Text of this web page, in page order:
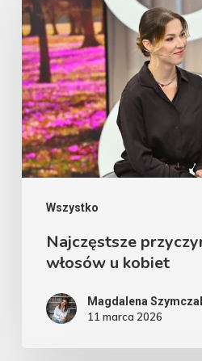
Wszystko
utraty
włosów
u
kobiet
Najczęstsze
włosów u kobiet
Magdalena
11 marca 2026